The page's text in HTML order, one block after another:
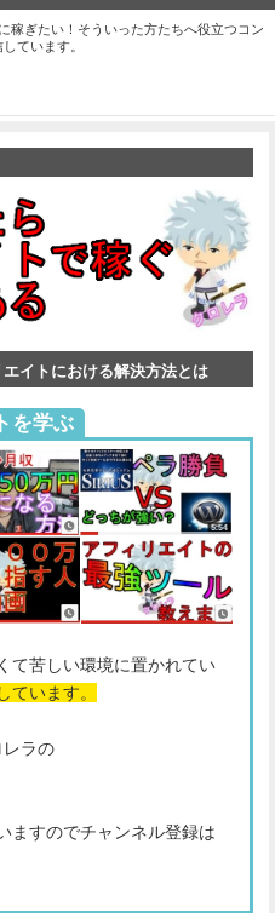
稼ぎたい！そういった方たちへ役立つコン
ています。
イトにおける解決方法とは
を学ぶ
て苦しい環境に置かれてい
ています。
レラの
ますのでチャンネル登録は